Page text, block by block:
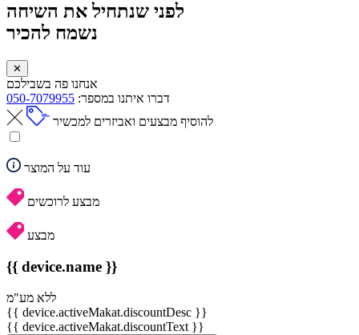
לפני שנתחיל את השיחה
נשמח להכיר
✕
אנחנו פה בשבילכם
דברו איתנו במספר: 050-7079955
להוסיף מבצעים ואביזרים למכשיר
עוד על המוצר
מבצע לרוכשים
מבצע
{{ device.name }}
ללא מע"מ
{{ device.activeMakat.discountDesc }}
{{ device.activeMakat.discountText }}